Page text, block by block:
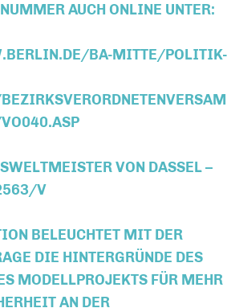
AUCH ONLINE UNTER:
BA-MITTE/POLITIK-
VON DASSEL –
V
BELEUCHTET MIT DER
DIE HINTERGRÜNDE DES S
MODELLPROJEKTS FÜR MEHR V
AN DER I